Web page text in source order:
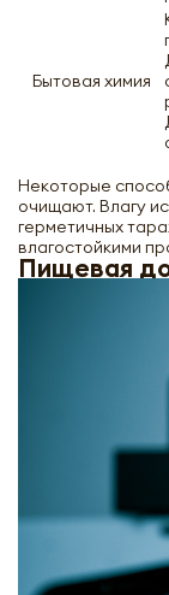
Бытовая химия
Некоторые
очищают. Влагу
герметичных
влагостойкими
Пищевая